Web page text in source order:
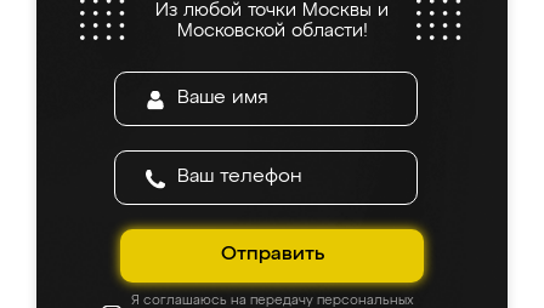
Из любой точки Москвы и
Московской области!
Отправить
Я соглашаюсь на передачу персональных